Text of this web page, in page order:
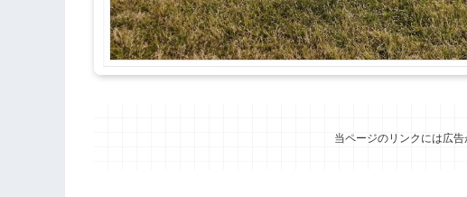
当ページのリンクには広告